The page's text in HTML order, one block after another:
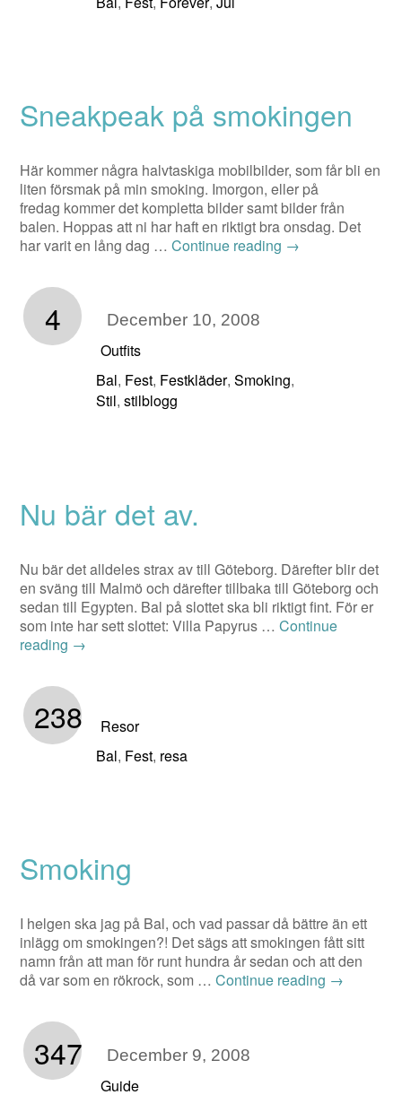
Sneakpeak på smokingen
Här kommer några halvtaskiga mobilbilder, som får bli en
liten försmak på min smoking. Imorgon, eller på
fredag kommer det kompletta bilder samt bilder från
balen. Hoppas att ni har haft en riktigt bra onsdag. Det
har varit en lång dag …Continue reading →
4 December 10, 2008
Outfits
Bal, Fest, Festkläder,Smoking,
Stil,stilblogg
Nu bär det av.
Nu bär det alldeles strax av till Göteborg. Därefter blir det
en sväng till Malmö och därefter tillbaka till Göteborg och
sedan till Egypten. Bal på slottet ska bli riktigt fint. För er
som inte har sett slottet: Villa Papyrus …Continue
reading →
238
Resor
Bal, Fest, resa
Smoking
I helgen ska jag på Bal, och vad passar då bättre än ett
inlägg om smokingen?! Det sägs att smokingen fått sitt
namn från att man för runt hundra år sedan och att den
då var som en rökrock, som …Continue reading →
347 December 9, 2008
Guide